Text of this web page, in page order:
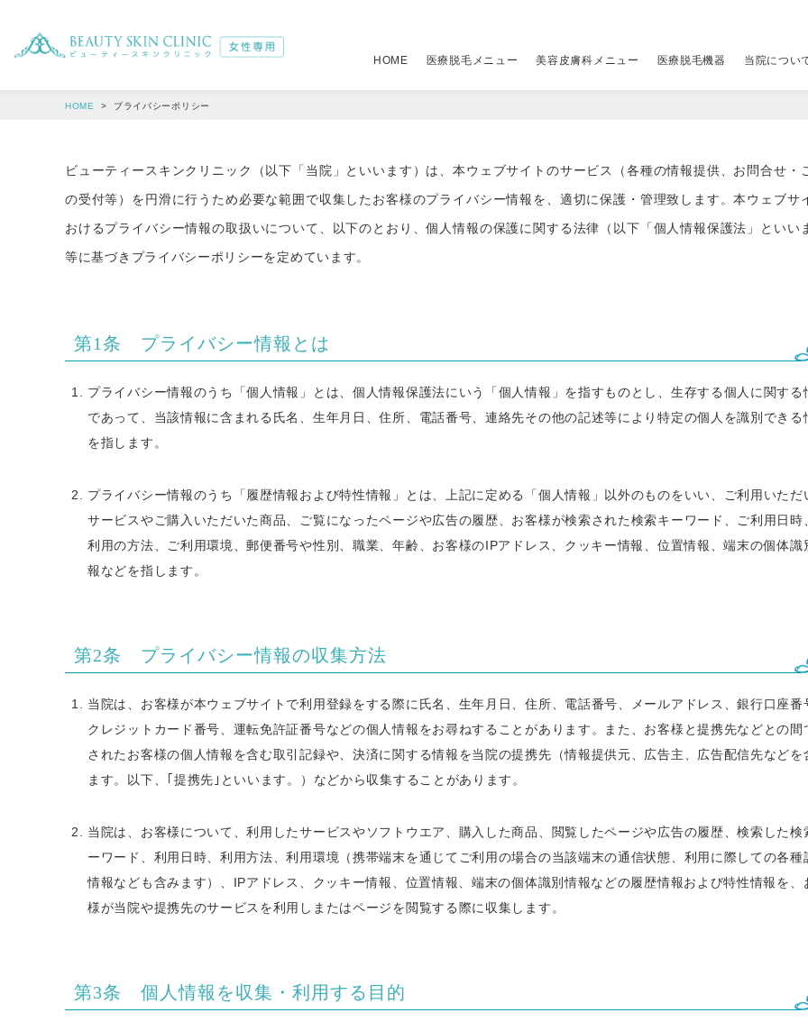
HOME 医療脱毛メニュー
選べるジェントルマックスプロ全身脱毛 22,600円
メディオスター・ソプラノ選べるプラン 19,600円
オールマシンセレクトプラン
全顔医療脱毛セット 9,800円
パーツ別医療脱毛メニュー 詳しくはこちら 脚
美容皮膚科メニュー
肌育注射 詳しくはこちら
ボトックス注射 詳しくはこちら
ヒアルロン酸注射
アドバテックスレーザー 19,800円 ポ
ジャルプロ スーパーハイドロ×水光注射 34,800円
ル
糸リフト 49,800円
フォトフェイシャルM22 14,800円 ケ
イオン導入 8,800円 ニ
医療脱毛機器
ジェントルマックスプロ
ジェントルマックスプロプラス
当院につい
はじめての方へ
当院の予約の取り方
クリニック一覧
ビューティースキンクリニック 新宿院
HOME プライバシーポリシー
ビューティースキンクリニック（以下「当院」といいます）は、本ウェブサイトのサービス（各種の情報提供、お問合せ・
の受付等）を円滑に行うため必要な範囲で収集したお客様のプライバシー情報を、適切に保護・管理致します。本ウェブサ
おけるプライバシー情報の取扱いについて、以下のとおり、個人情報の保護に関する法律（以下「個人情報保護法」といい
等に基づきプライバシーポリシーを定めています。
第1条 プライバシー情報とは
プライバシー情報のうち「個人情報」とは、個人情報保護法にいう「個人情報」を指すものとし、生存する個人に関する
であって、当該情報に含まれる氏名、生年月日、住所、電話番号、連絡先その他の記述等により特定の個人を識別できる
を指します。
プライバシー情報のうち「履歴情報および特性情報」とは、上記に定める「個人情報」以外のものをいい、ご利用いただ
サービスやご購入いただいた商品、ご覧になったページや広告の履歴、お客様が検索された検索キーワード、ご利用日時
利用の方法、ご利用環境、郵便番号や性別、職業、年齢、お客様のIPアドレス、クッキー情報、位置情報、端末の個体識
報などを指します。
第2条 プライバシー情報の収集方法
当院は、お客様が本ウェブサイトで利用登録をする際に氏名、生年月日、住所、電話番号、メールアドレス、銀行口座番
クレジットカード番号、運転免許証番号などの個人情報をお尋ねすることがあります。また、お客様と提携先などとの間
されたお客様の個人情報を含む取引記録や、決済に関する情報を当院の提携先（情報提供元、広告主、広告配信先などを
ます。以下、｢提携先｣といいます。）などから収集することがあります。
当院は、お客様について、利用したサービスやソフトウエア、購入した商品、閲覧したページや広告の履歴、検索した検
ーワード、利用日時、利用方法、利用環境（携帯端末を通じてご利用の場合の当該端末の通信状態、利用に際しての各種
情報なども含みます）、IPアドレス、クッキー情報、位置情報、端末の個体識別情報などの履歴情報および特性情報を、
様が当院や提携先のサービスを利用しまたはページを閲覧する際に収集します。
第3条 個人情報を収集・利用する目的